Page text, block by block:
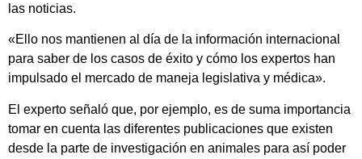
las noticias.
«Ello nos mantienen al día de la información internacional
para saber de los casos de éxito y cómo los expertos han
impulsado el mercado de maneja legislativa y médica».
El experto señaló que, por ejemplo, es de suma importancia
tomar en cuenta las diferentes publicaciones que existen
desde la parte de investigación en animales para así poder